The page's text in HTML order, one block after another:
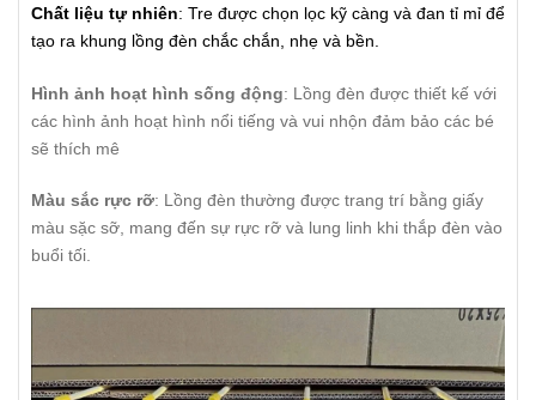
Chất liệu tự nhiên: Tre được chọn lọc kỹ càng và đan tỉ mỉ để
tạo ra khung lồng đèn chắc chắn, nhẹ và bền.
Hình ảnh hoạt hình sống động: Lồng đèn được thiết kế với
các hình ảnh hoạt hình nổi tiếng và vui nhộn đảm bảo các bé
sẽ thích mê
Màu sắc rực rỡ: Lồng đèn thường được trang trí bằng giấy
màu sặc sỡ, mang đến sự rực rỡ và lung linh khi thắp đèn vào
buổi tối.